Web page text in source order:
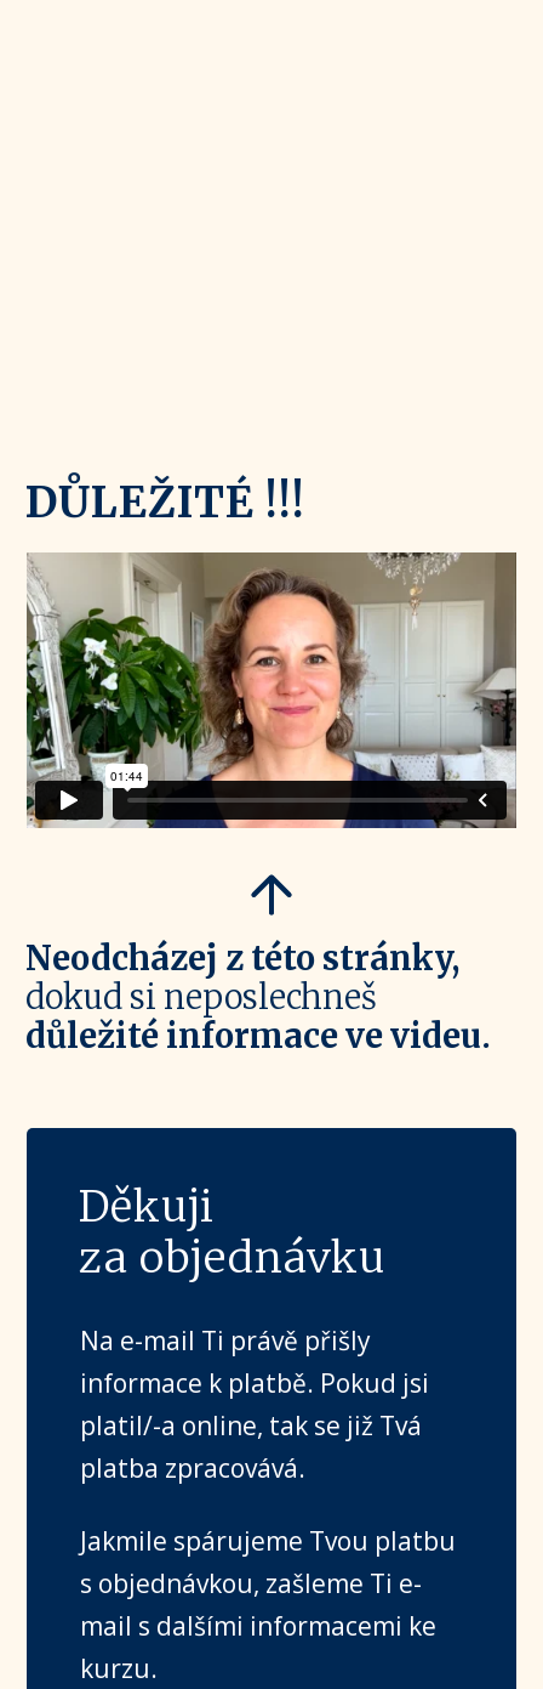
DŮLEŽITÉ !!!
Neodcházej z této stránky,
dokud si neposlechneš
důležité informace ve videu.
Děkuji
za objednávku
Na e-mail Ti právě přišly
informace k platbě. Pokud jsi
platil/-a online, tak se již Tvá
platba zpracovává.
Jakmile spárujeme Tvou platbu
s objednávkou, zašleme Ti e-
mail s dalšími informacemi ke
kurzu.